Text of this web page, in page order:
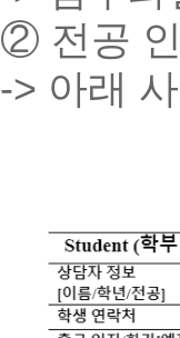
② 전공
-> 아래